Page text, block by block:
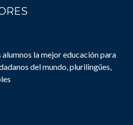
la mejor educación para
del mundo, plurilingües,